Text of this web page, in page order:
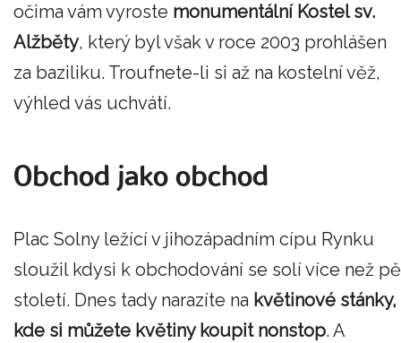
očima vám vyroste monumentální Kostel sv.
Alžběty, který byl však v roce 2003 prohlášen
za baziliku. Troufnete-li si až na kostelní věž,
výhled vás uchvátí.
Obchod jako obchod
Plac Solny ležící v jihozápadním cípu Rynku
sloužil kdysi k obchodování se solí více než
století. Dnes tady narazíte na květinové stánky,
kde si můžete květiny koupit nonstop. A